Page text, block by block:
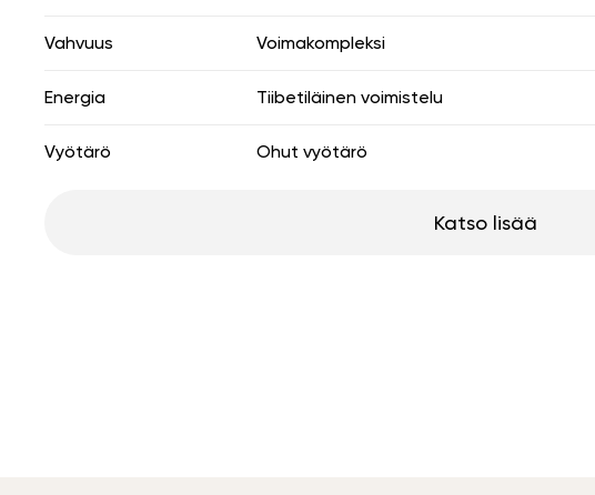
Vahvuus Voimakompleksi
Energia Tiibetiläinen voimistelu
Vyötärö Ohut vyötärö
Katso lisää